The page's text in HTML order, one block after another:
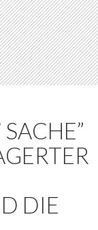
SACHE”
DIE